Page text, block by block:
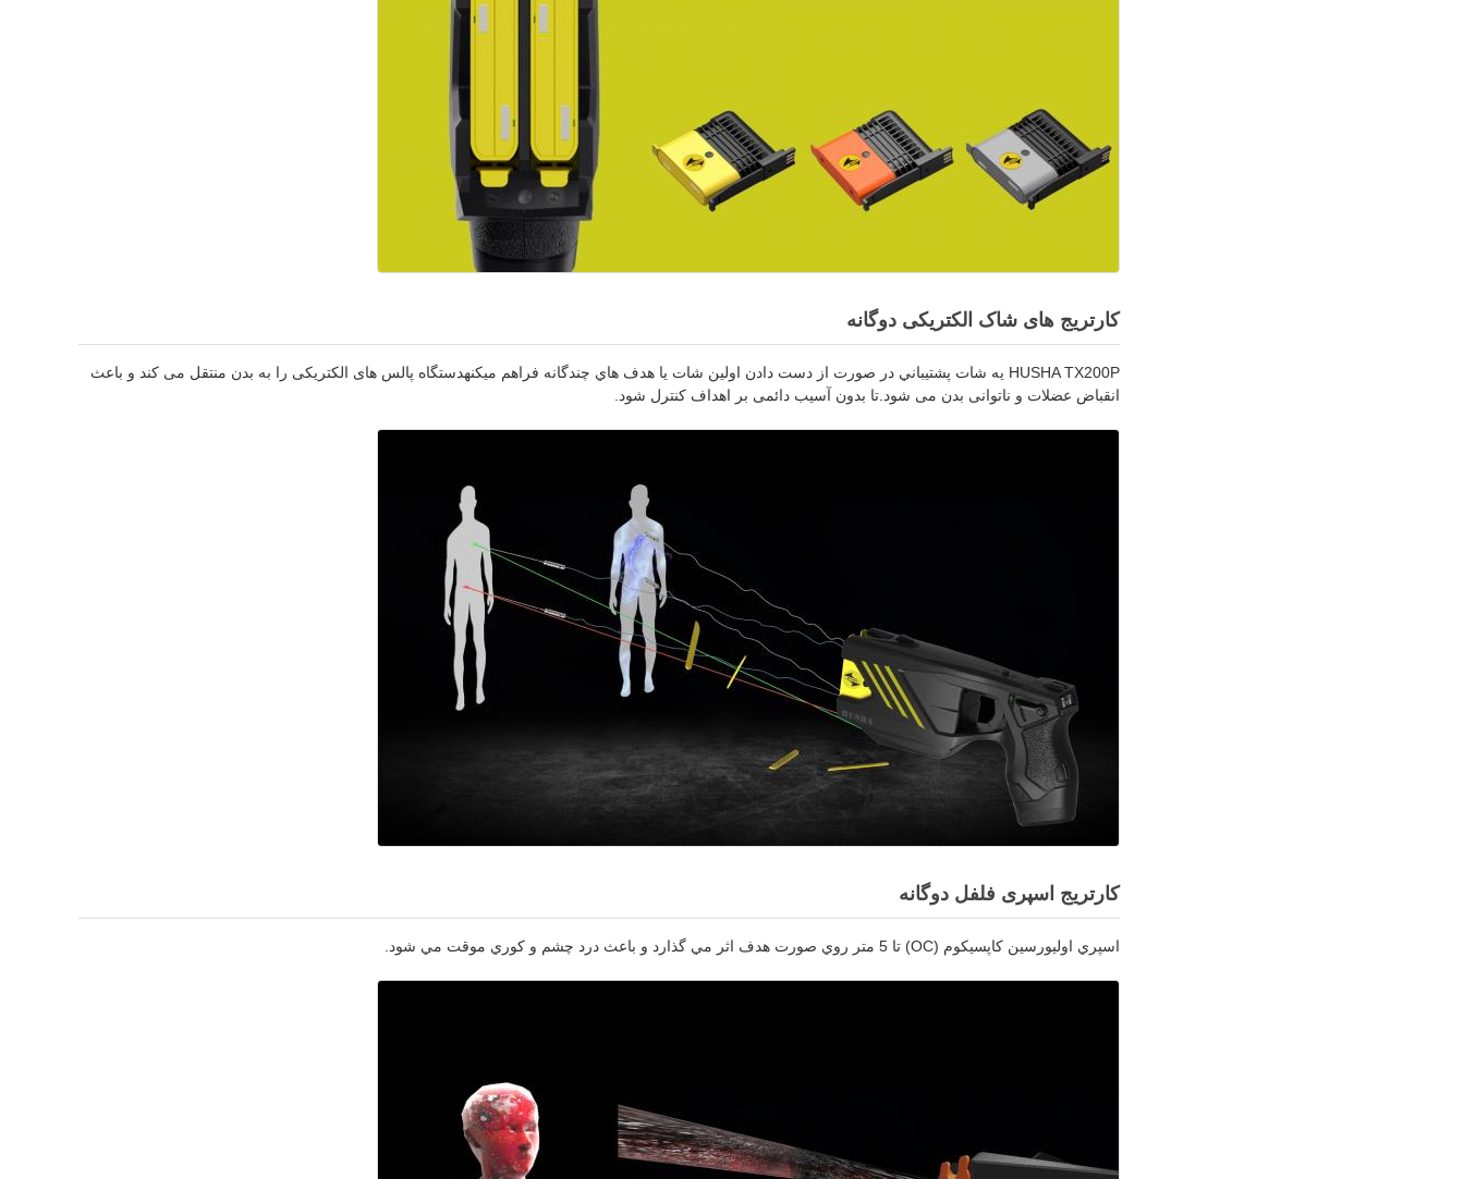
کارتریج های شاک الکتریکی دوگانه
HUSHA TX200P يه شات پشتیباني در صورت از دست دادن اولين شات يا هدف هاي چندگانه فراهم ميکنهدستگاه پالس های الکتریکی را به بدن منتقل می کند و باعث
انقباض عضلات و ناتوانی بدن می شود.تا بدون آسیب دائمی بر اهداف کنترل شود.
کارتریج اسپری فلفل دوگانه
اسپري اوليورسين کاپسيکوم (OC) تا 5 متر روي صورت هدف اثر مي گذارد و باعث درد چشم و کوري موقت مي شود.